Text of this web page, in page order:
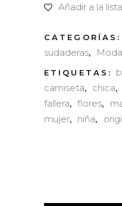
Añadir a la
CATEGORÍAS:
sudaderas, Moda
ETIQUETAS:
camiseta, chica,
fallera,flores,
mujer, niña,